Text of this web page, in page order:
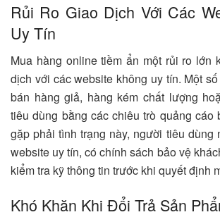
Rủi Ro Giao Dịch Với Các
Uy Tín
Mua hàng online tiềm ẩn một rủi ro lớn
dịch với các website không uy tín. Một
bán hàng giả, hàng kém chất lượng
tiêu dùng bằng các chiêu trò quảng cáo
gặp phải tình trạng này, người tiêu dùng
website uy tín, có chính sách bảo vệ
kiểm tra kỹ thông tin trước khi quyết định
Khó Khăn Khi Đổi Trả Sản